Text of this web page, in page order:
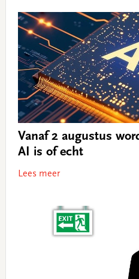
Vanaf 2 augustus
AI is of echt
Lees meer